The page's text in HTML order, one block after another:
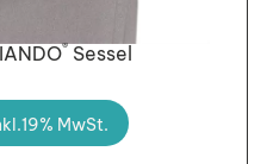
®Sessel
MwSt.